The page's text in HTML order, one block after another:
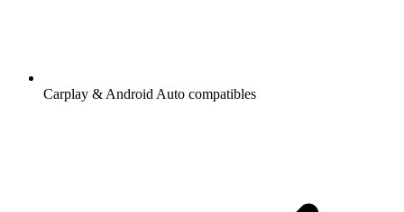
Carplay & Android Auto compatibles